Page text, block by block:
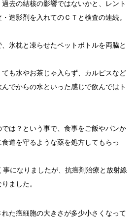
去の結核の影響ではないかと、レント
造影剤を入れてのＣＴと検査の連続。
氷枕と凍らせたペットボトルを両脇と
も水やお茶じゃ入らず、カルピスなど
でからの水といった感じで飲んではト
は？という事で、食事をご飯やパンか
道を守るような薬を処方してもらっ
になりましたが、抗癌剤治療と放射線
ました。
た癌細胞の大きさが多少小さくなって